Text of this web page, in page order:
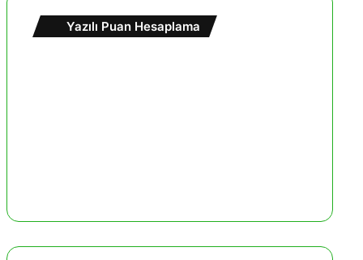
Yazılı Puan Hesaplama